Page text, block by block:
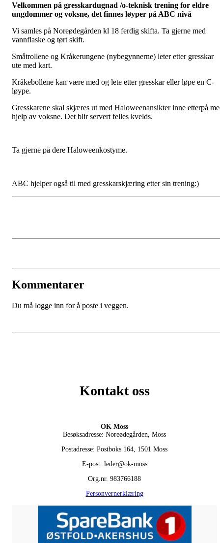
Velkommen på gresskardugnad /o-teknisk trening for eldre
ungdommer og voksne, det finnes løyper på ABC nivå
Vi samles på Noreødegården kl 18 ferdig skifta. Ta gjerne med
vannflaske og tørt skift.
Småtrollene og Kråkerungene (nybegynnerne) leter etter gresskar
ute med kart.
Kråkebollene kan være med og lete etter gresskar eller løpe en C-
løype.
Gresskarene skal skjæres ut med Haloweenansikter inne etterpå
hjelp av voksne. Det blir servert felles kvelds.
Ta gjerne på dere Haloweenkostyme.
ABC hjelper også til med gresskarskjæring etter sin trening:)
Kommentarer
Du må logge inn for å poste i veggen.
Kontakt oss
OK Moss
Besøksadresse: Noreødegården, Moss
Postadresse: Postboks 164, 1501 Moss
E-post: leder@ok-moss
Org.nr. 983766188
Personvernerklæring